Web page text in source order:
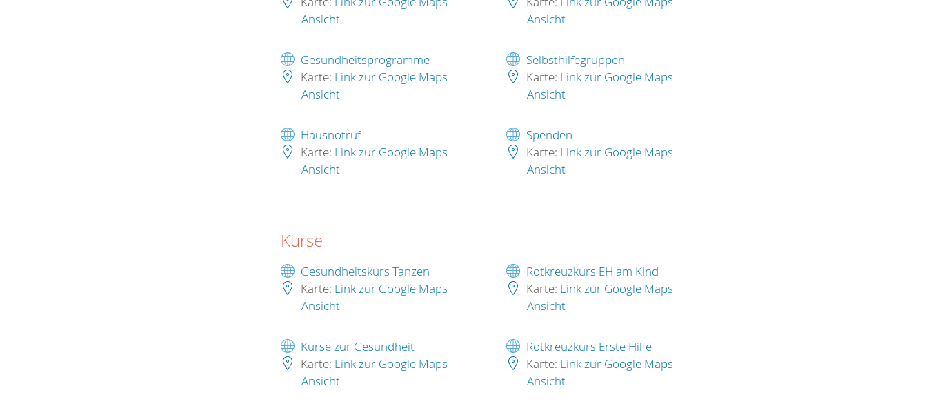
Ansicht
Gesundheitsprogramme
Karte: Link zur Google Maps
Ansicht
Hausnotruf
Karte: Link zur Google Maps
Ansicht
Ansicht
Selbsthilfegruppen
Karte: Link zur Google Maps
Ansicht
Spenden
Karte: Link zur Google Maps
Ansicht
Kurse
Gesundheitskurs Tanzen
Karte: Link zur Google Maps
Ansicht
Kurse zur Gesundheit
Karte: Link zur Google Maps
Ansicht
Rotkreuzkurs EH am Kind
Karte: Link zur Google Maps
Ansicht
Rotkreuzkurs Erste Hilfe
Karte: Link zur Google Maps
Ansicht